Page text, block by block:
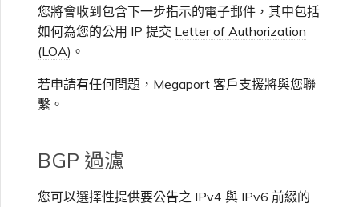
您將會收到包含下一步指示的電子郵件，其中包括
如何為您的公用 IP 提交 Letter of Authorization
(LOA) 。
若申請有任何問題，Megaport 客戶支援將與您聯
繫。
BGP 過濾
您可以選擇性提供要公告之 IPv4 與 IPv6 前綴的